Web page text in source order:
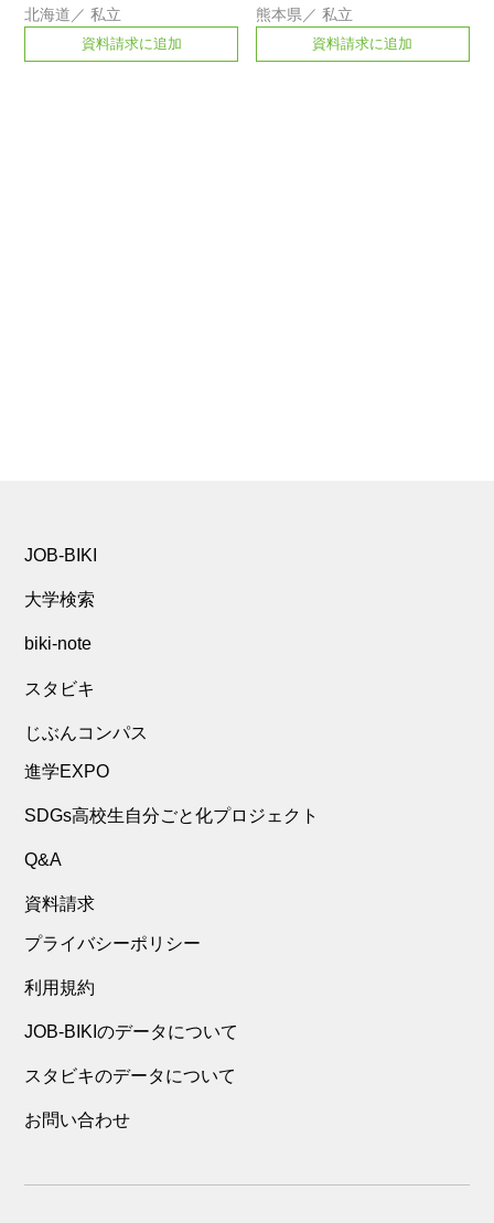
北海道 ／私立
資料請求に追加
熊本県 ／私立
資料請求に追加
JOB-BIKI
大学検索
biki-note
スタビキ
じぶんコンパス
進学EXPO
SDGs高校生自分ごと化プロジェクト
Q&A
資料請求
プライバシーポリシー
利用規約
JOB-BIKIのデータについて
スタビキのデータについて
お問い合わせ